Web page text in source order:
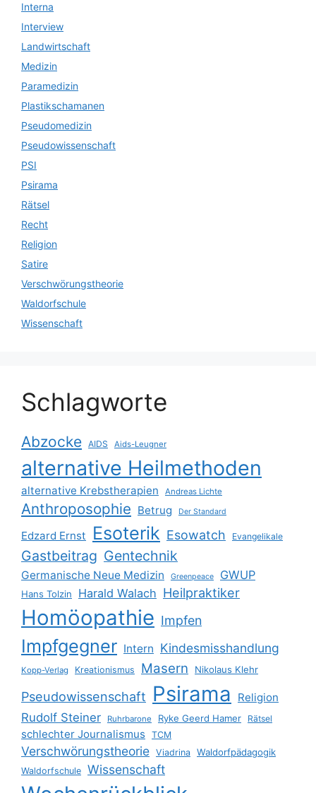
Interna
Interview
Landwirtschaft
Medizin
Paramedizin
Plastikschamanen
Pseudomedizin
Pseudowissenschaft
PSI
Psirama
Rätsel
Recht
Religion
Satire
Verschwörungstheorie
Waldorfschule
Wissenschaft
Schlagworte
Abzocke AIDS Aids-Leugner
alternative Heilmethoden
alternative Krebstherapien Andreas Lichte
Anthroposophie Betrug Der Standard
Edzard Ernst Esoterik Esowatch Evangelikale
Gastbeitrag Gentechnik
Germanische Neue Medizin Greenpeace GWUP
Hans Tolzin Harald Walach Heilpraktiker
Homöopathie Impfen
Impfgegner Intern Kindesmisshandlung
Kopp-Verlag Kreationismus Masern Nikolaus Klehr
Pseudowissenschaft Psirama Religion
Rudolf Steiner Ruhrbarone Ryke Geerd Hamer Rätsel
schlechter Journalismus TCM
Verschwörungstheorie Viadrina Waldorfpädagogik
Waldorfschule Wissenschaft